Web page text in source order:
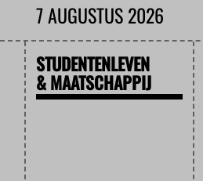
7 AUGUSTUS 2026
STUDENTENLEVEN
& MAATSCHAPPIJ